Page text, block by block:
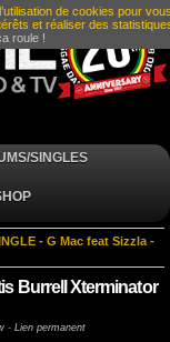
SINGLES
- G Mac feat Sizzla -
Burrell Xterminator
- Lien permanent
de cookies pour
et réaliser des
roule !